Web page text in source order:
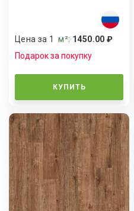
Цена за 1м²: 1450.00 ₽
Подарок за покупку
КУПИТЬ